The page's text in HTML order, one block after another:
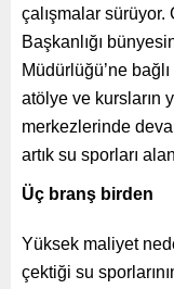
çalışmalar
Başkanlığı
Müdürlüğü’ne
atölye ve kursların
merkezlerinde
artık su sporları
Üç branş birden
Yüksek maliyet
çektiği su